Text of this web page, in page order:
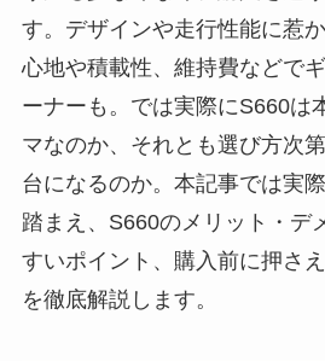
す。デザインや走行性能に惹
心地や積載性、維持費などで
ーナーも。では実際にS660は
マなのか、それとも選び方次
台になるのか。本記事では実
踏まえ、S660のメリット・デ
すいポイント、購入前に押さ
を徹底解説します。